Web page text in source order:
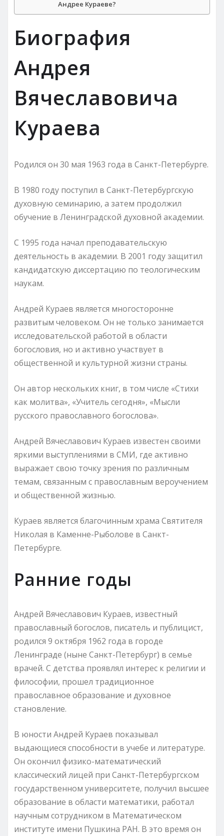
Андрее Кураеве?
Биография
Андрея
Вячеславовича
Кураева
Родился он 30 мая 1963 года в Санкт-Петербурге.
В 1980 году поступил в Санкт-Петербургскую
духовную семинарию, а затем продолжил
обучение в Ленинградской духовной академии.
С 1995 года начал преподавательскую
деятельность в академии. В 2001 году защитил
кандидатскую диссертацию по теологическим
наукам.
Андрей Кураев является многосторонне
развитым человеком. Он не только занимается
исследовательской работой в области
богословия, но и активно участвует в
общественной и культурной жизни страны.
Он автор нескольких книг, в том числе «Стихи
как молитва», «Учитель сегодня», «Мысли
русского православного богослова».
Андрей Вячеславович Кураев известен своими
яркими выступлениями в СМИ, где активно
выражает свою точку зрения по различным
темам, связанным с православным вероучением
и общественной жизнью.
Кураев является благочинным храма Святителя
Николая в Каменне-Рыболове в Санкт-
Петербурге.
Ранние годы
Андрей Вячеславович Кураев, известный
православный богослов, писатель и публицист,
родился 9 октября 1962 года в городе
Ленинграде (ныне Санкт-Петербург) в семье
врачей. С детства проявлял интерес к религии и
философии, прошел традиционное
православное образование и духовное
становление.
В юности Андрей Кураев показывал
выдающиеся способности в учебе и литературе.
Он окончил физико-математический
классический лицей при Санкт-Петербургском
государственном университете, получил высшее
образование в области математики, работал
научным сотрудником в Математическом
институте имени Пушкина РАН. В это время он